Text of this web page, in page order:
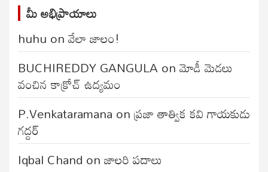
మీ అభిప్రాయాలు
huhu onవేలా జాలం!
BUCHIREDDY GANGULA onమోడీ మెడలు
వంచిన కాక్రోచ్ ఉద్యమం
P.Venkataramana onప్రజా తాత్విక కవి గాయకుడు
గద్దర్
Iqbal Chand onజాలరి పదాలు